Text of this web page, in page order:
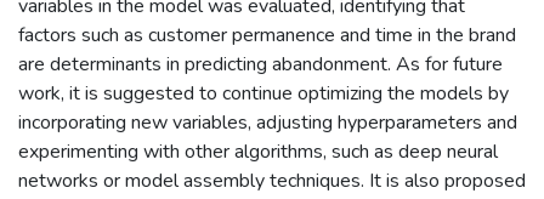
variables in the model was evaluated, identifying that
factors such as customer permanence and time in the brand
are determinants in predicting abandonment. As for future
work, it is suggested to continue optimizing the models by
incorporating new variables, adjusting hyperparameters and
experimenting with other algorithms, such as deep neural
networks or model assembly techniques. It is also proposed